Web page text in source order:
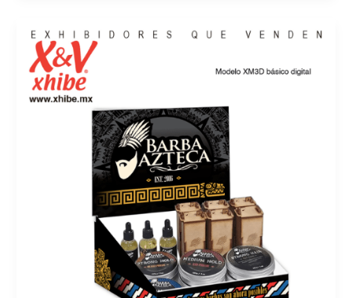
EL
MATERIAL
POP:
OPORTUNIDAD
DE
CRECIMIENTO
POSICIONAMIENTO